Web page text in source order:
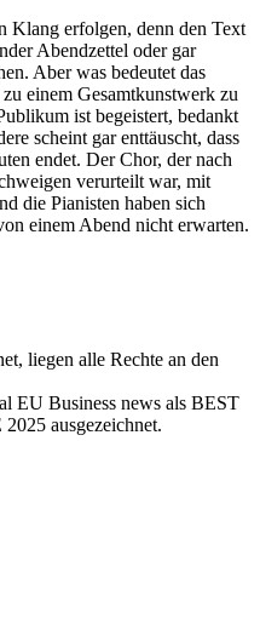
Klang erfolgen, denn den Text
Abendzettel oder gar
Aber was bedeutet das
einem Gesamtkunstwerk zu
ist begeistert, bedankt
scheint gar enttäuscht, dass
endet. Der Chor, der nach
verurteilt war, mit
die Pianisten haben sich
einem Abend nicht erwarten.
liegen alle Rechte an den
EU Business news als BEST
ausgezeichnet.